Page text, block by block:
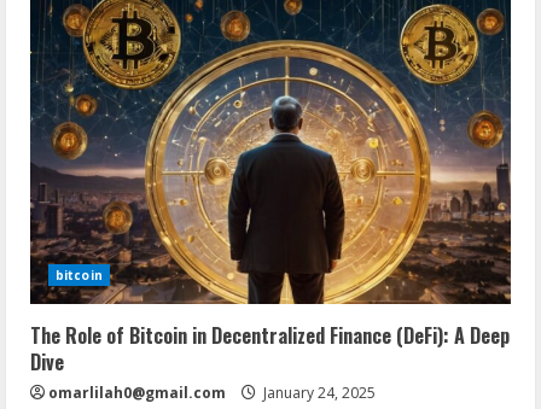
bitcoin
The Role of Bitcoin in Decentralized Finance (DeFi): A Deep
Dive
omarlilah0@gmail.com January 24, 2025